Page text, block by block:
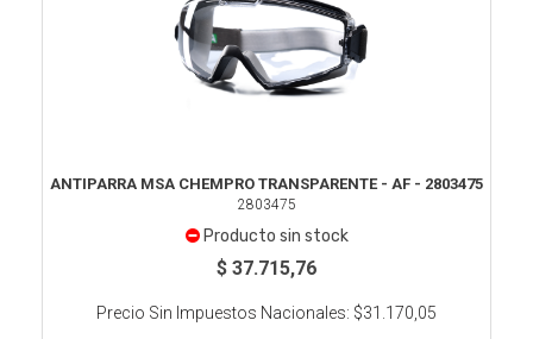
ANTIPARRA MSA CHEMPRO TRANSPARENTE - AF - 2803475
2803475
Producto sin stock
$ 37.715,76
Precio Sin Impuestos Nacionales: $31.170,05